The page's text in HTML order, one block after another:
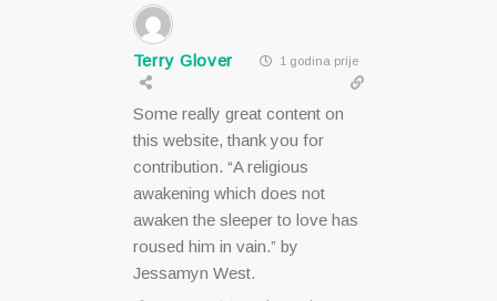
Terry Glover 1 godina prije
Some really great content on
this website, thank you for
contribution. “A religious
awakening which does not
awaken the sleeper to love has
roused him in vain.” by
Jessamyn West.